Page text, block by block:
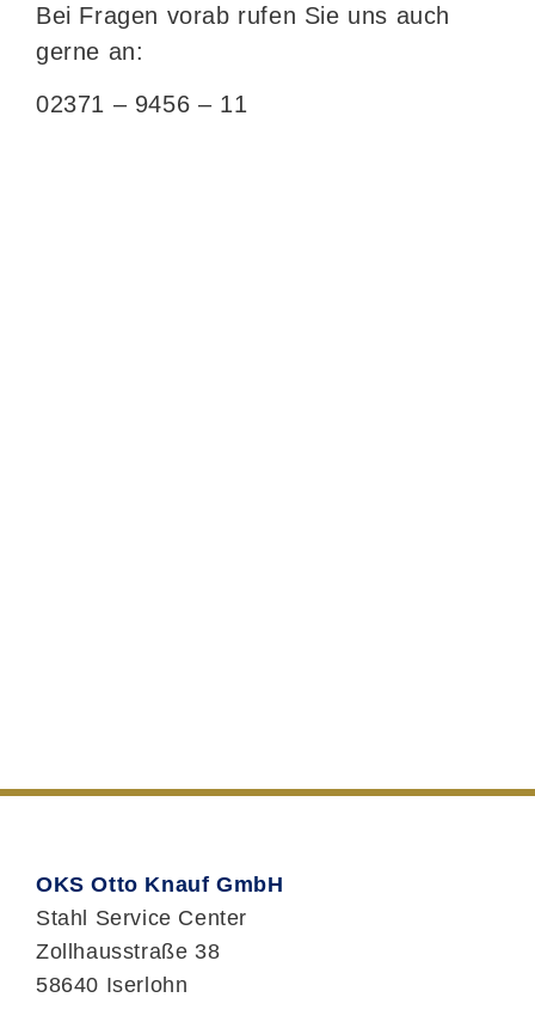
Bei Fragen vorab rufen Sie uns auch
gerne an:
02371 – 9456 – 11
OKS Otto Knauf GmbH
Stahl Service Center
Zollhausstraße 38
58640 Iserlohn